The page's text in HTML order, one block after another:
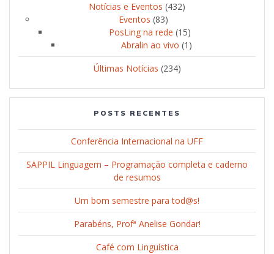
Notícias e Eventos (432)
Eventos (83)
PosLing na rede (15)
Abralin ao vivo (1)
Últimas Notícias (234)
POSTS RECENTES
Conferência Internacional na UFF
SAPPIL Linguagem – Programação completa e caderno
de resumos
Um bom semestre para tod@s!
Parabéns, Profª Anelise Gondar!
Café com Linguística